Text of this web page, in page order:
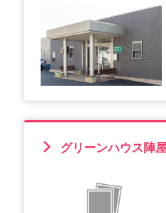
グリーンハウス陣